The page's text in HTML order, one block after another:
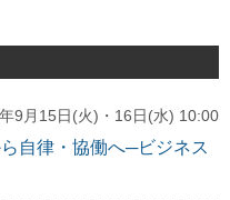
9月15日(火)・16日(水) 10:00
自律・協働へ─ビジネス